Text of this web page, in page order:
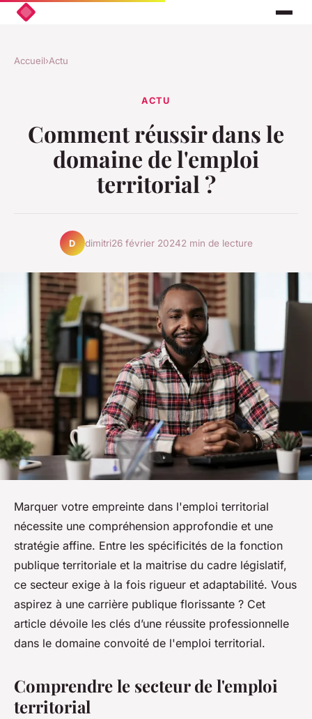
Accueil›Actu
ACTU
Comment réussir dans le
domaine de l'emploi
territorial ?
D dimitri26 février 20242 min de lecture
Marquer votre empreinte dans l'emploi territorial
nécessite une compréhension approfondie et une
stratégie affine. Entre les spécificités de la fonction
publique territoriale et la maitrise du cadre législatif,
ce secteur exige à la fois rigueur et adaptabilité. Vous
aspirez à une carrière publique florissante ? Cet
article dévoile les clés d’une réussite professionnelle
dans le domaine convoité de l'emploi territorial.
Comprendre le secteur de l'emploi
territorial